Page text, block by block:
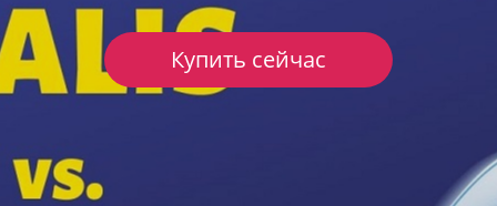
Купить сейчас